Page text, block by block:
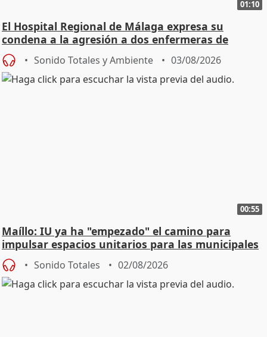
01:10
El Hospital Regional de Málaga expresa su
condena a la agresión a dos enfermeras de
Urgencias
Sonido Totales y Ambiente 03/08/2026
00:55
Maíllo: IU ya ha "empezado" el camino para
impulsar espacios unitarios para las municipales
Sonido Totales 02/08/2026